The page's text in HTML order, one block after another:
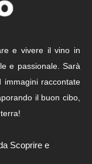
e vivere il vino in
e passionale. Sarà
raccontate
il buon cibo,
Scoprire e